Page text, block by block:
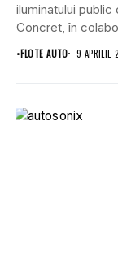
iluminatului
Concret, în
•FLOTE AUTO 9 APRILIE